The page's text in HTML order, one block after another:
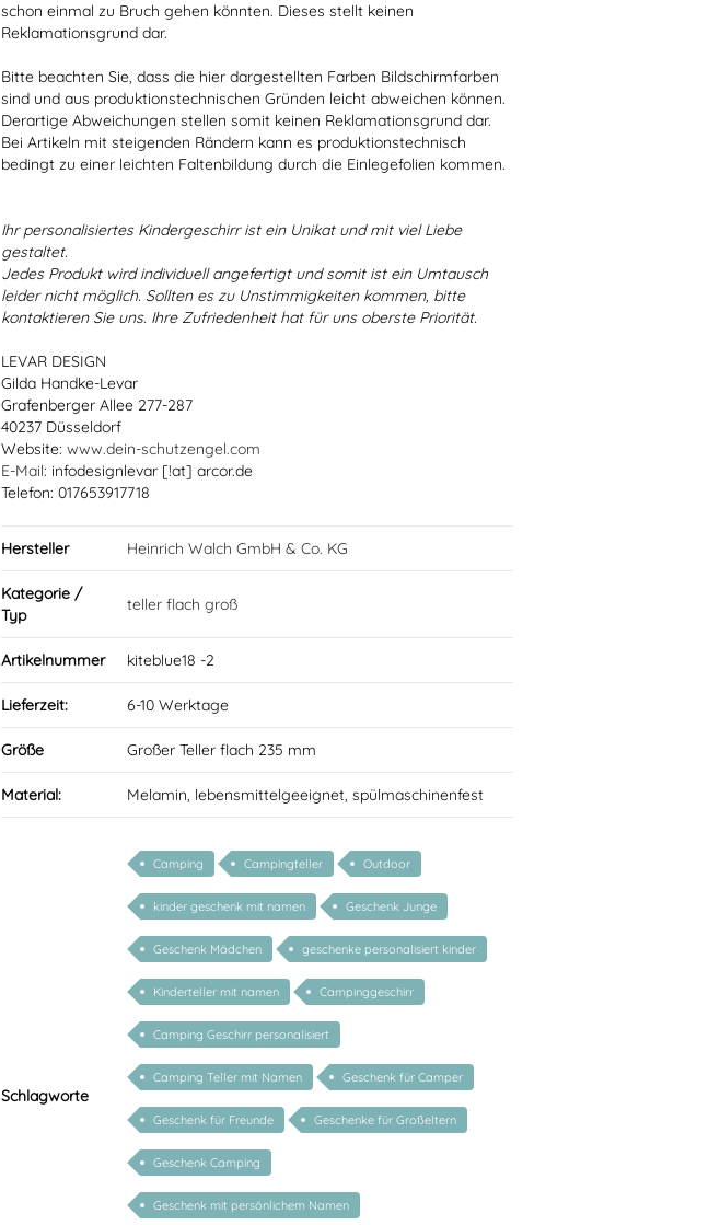
schon einmal zu Bruch gehen könnten. Dieses stellt keinen
Reklamationsgrund dar.
Bitte beachten Sie, dass die hier dargestellten Farben Bildschirmfarben
sind und aus produktionstechnischen Gründen leicht abweichen können.
Derartige Abweichungen stellen somit keinen Reklamationsgrund dar.
Bei Artikeln mit steigenden Rändern kann es produktionstechnisch
bedingt zu einer leichten Faltenbildung durch die Einlegefolien kommen.
Ihr personalisiertes Kindergeschirr ist ein Unikat und mit viel Liebe
gestaltet.
Jedes Produkt wird individuell angefertigt und somit ist ein Umtausch
leider nicht möglich. Sollten es zu Unstimmigkeiten kommen, bitte
kontaktieren Sie uns. Ihre Zufriedenheit hat für uns oberste Priorität.
LEVAR DESIGN
Gilda Handke-Levar
Grafenberger Allee 277-287
40237 Düsseldorf
Website: www.dein-schutzengel.com
E-Mail: infodesignlevar [!at] arcor.de
Telefon: 017653917718
Hersteller Heinrich Walch GmbH & Co. KG
Kategorie /
Typ
teller flach groß
Artikelnummer kiteblue18 -2
Lieferzeit: 6-10 Werktage
Größe Großer Teller flach 235 mm
Material: Melamin, lebensmittelgeeignet, spülmaschinenfest
Schlagworte
Camping Campingteller Outdoor
kinder geschenk mit namen Geschenk Junge
Geschenk Mädchen geschenke personalisiert kinder
Kinderteller mit namen Campinggeschirr
Camping Geschirr personalisiert
Camping Teller mit Namen Geschenk für Camper
Geschenk für Freunde Geschenke für Großeltern
Geschenk Camping
Geschenk mit persönlichem Namen